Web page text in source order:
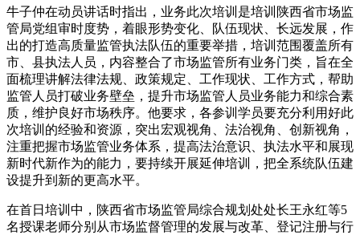
牛子仲在动员讲话时指出，业务此次培训是培训陕西省市场监
管局党组审时度势，着眼形势变化、队伍现状、长远发展，作
出的打造高质量监管执法队伍的重要举措，培训范围覆盖所有
市、县执法人员，内容整合了市场监管所有业务门类，旨在全
面梳理讲解法律法规、政策规定、工作现状、工作方式，帮助
监管人员打破业务壁垒，提升市场监管人员业务能力和综合素
质，维护良好市场秩序。他要求，各参训学员要充分利用好此
次培训的经验和资源，突出宏观视角、法治视角、创新视角，
注重把握市场监管业务体系，提高法治意识、执法水平和展现
新时代新作为的能力，要持续开展延伸培训，把全系统队伍建
设提升到新的更高水平。
在首日培训中，陕西省市场监管局综合规划处处长王永红等5
名授课老师分别从市场监督管理的发展与改革、登记注册与行